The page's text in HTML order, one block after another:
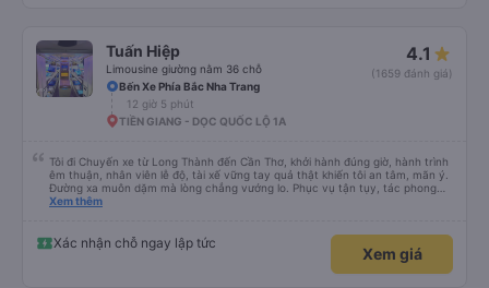
Tuấn Hiệp
Limousine giường nằm 36 chỗ
4.1
(1659 đánh giá)
Bến Xe Phía Bắc Nha Trang
12 giờ 5 phút
TIỀN GIANG - DỌC QUỐC LỘ 1A
Tôi đi Chuyến xe từ Long Thành đến Cần Thơ, khởi hành đúng giờ, hành trình
êm thuận, nhân viên lễ độ, tài xế vững tay quả thật khiến tôi an tâm, mãn ý.
Đường xa muôn dặm mà lòng chẳng vướng lo. Phục vụ tận tụy, tác phong
nghiêm cẩn, hiếm thấy giữa thời buổi kim tiền vội vã. Xã hội loạn đạo. Xin gửi
Xem thêm
Xác nhận chỗ ngay lập tức
Xem giá